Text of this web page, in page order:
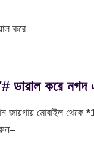
করে
করে নগদ
জায়গায় মোবাইল থেকে